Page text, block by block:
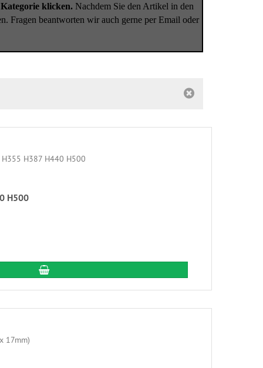
klicken. Nachdem Sie den Artikel in den
Fragen beantworten wir auch gerne per Email oder
H500
In den Warenkorb